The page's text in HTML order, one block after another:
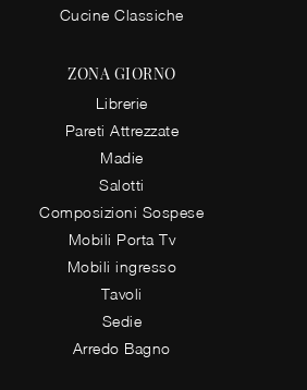
Cucine Classiche
ZONA GIORNO
Librerie
Pareti Attrezzate
Madie
Salotti
Composizioni Sospese
Mobili Porta Tv
Mobili ingresso
Tavoli
Sedie
Arredo Bagno